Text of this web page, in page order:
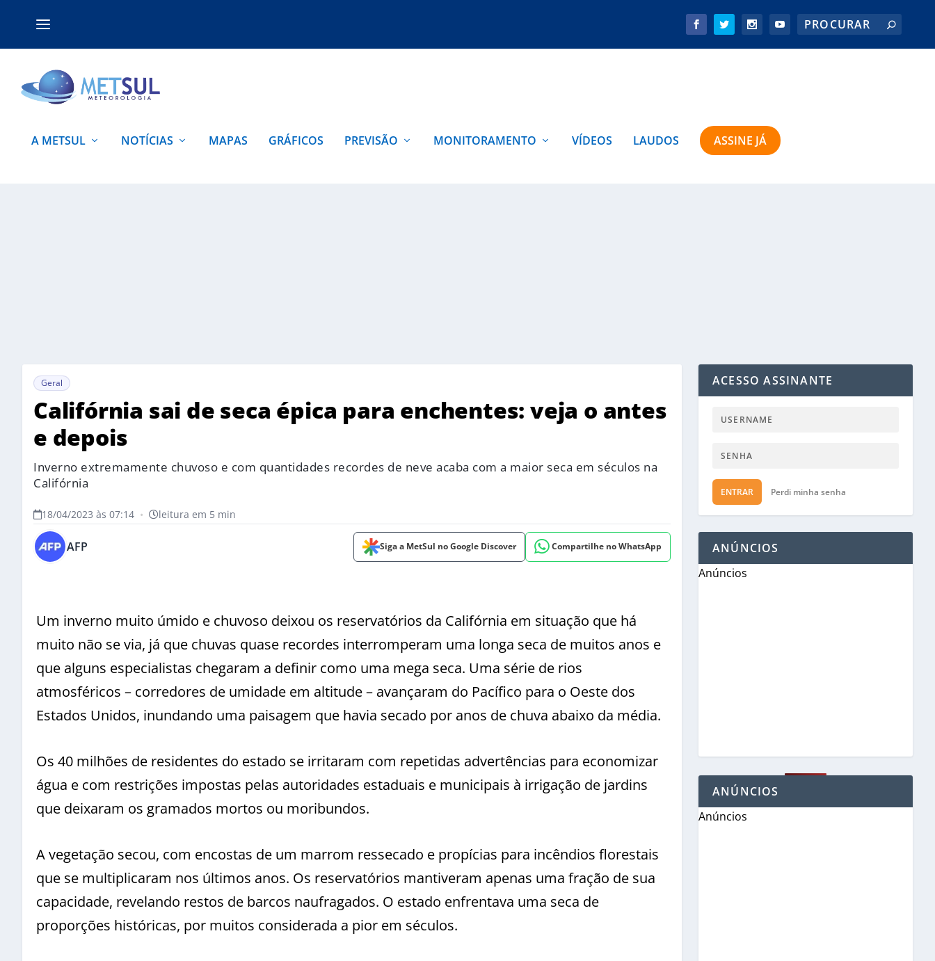
A METSUL NOTÍCIAS MAPAS GRÁFICOS PREVISÃO MONITORAMENTO VÍDEOS LAUDOS ASSINE JÁ
Geral
Califórnia sai de seca épica para enchentes: veja o antes
e depois
Inverno extremamente chuvoso e com quantidades recordes de neve acaba com a maior seca em séculos na
Califórnia
18/04/2023 às 07:14 • leitura em 5 min
AFP Siga a MetSul no Google Discover Compartilhe no WhatsApp
Um inverno muito úmido e chuvoso deixou os reservatórios da Califórnia em situação que há
muito não se via, já que chuvas quase recordes interromperam uma longa seca de muitos anos e
que alguns especialistas chegaram a definir como uma mega seca. Uma série de rios
atmosféricos – corredores de umidade em altitude – avançaram do Pacífico para o Oeste dos
Estados Unidos, inundando uma paisagem que havia secado por anos de chuva abaixo da média.
Os 40 milhões de residentes do estado se irritaram com repetidas advertências para economizar
água e com restrições impostas pelas autoridades estaduais e municipais à irrigação de jardins
que deixaram os gramados mortos ou moribundos.
A vegetação secou, com encostas de um marrom ressecado e propícias para incêndios florestais
que se multiplicaram nos últimos anos. Os reservatórios mantiveram apenas uma fração de sua
capacidade, revelando restos de barcos naufragados. O estado enfrentava uma seca de
proporções históricas, por muitos considerada a pior em séculos.
ACESSO ASSINANTE
ENTRAR Perdi minha senha
ANÚNCIOS
Anúncios
ANÚNCIOS
Anúncios